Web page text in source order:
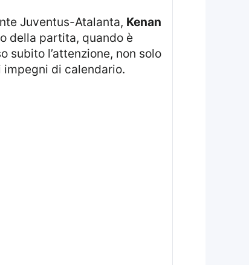
Juventus-Atalanta, Kenan
della partita, quando è
subito l’attenzione, non solo
di calendario.